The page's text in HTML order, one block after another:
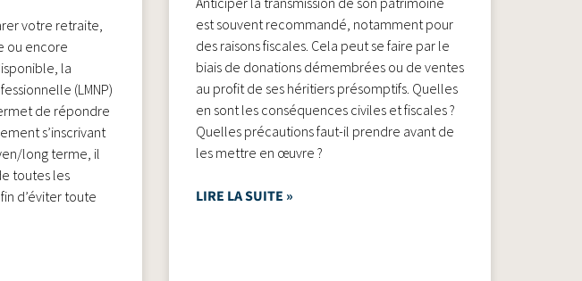
votre retraite,
ou encore
la
(LMNP)
de répondre
s’inscrivant
long terme, il
toutes les
d’éviter toute
est souvent recommandé, notamment pour
des raisons fiscales. Cela peut se faire par le
biais de donations démembrées ou de ventes
au profit de ses héritiers présomptifs. Quelles
en sont les conséquences civiles et fiscales ?
Quelles précautions faut-il prendre avant de
les mettre en œuvre ?
LIRE LA SUITE »